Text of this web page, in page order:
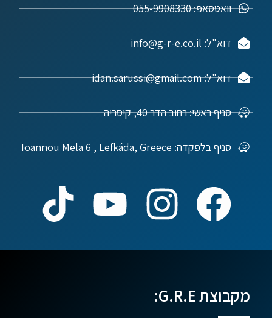
וואטסאפ: 055-9908330
דוא"ל: info@g-r-e.co.il
דוא"ל: idan.sarussi@gmail.com
סניף ראשי: רחוב הדר 40, קיסריה
סניף בלפקדה: Ioannou Mela 6 , Lefkáda, Greece
מקבוצת G.R.E: